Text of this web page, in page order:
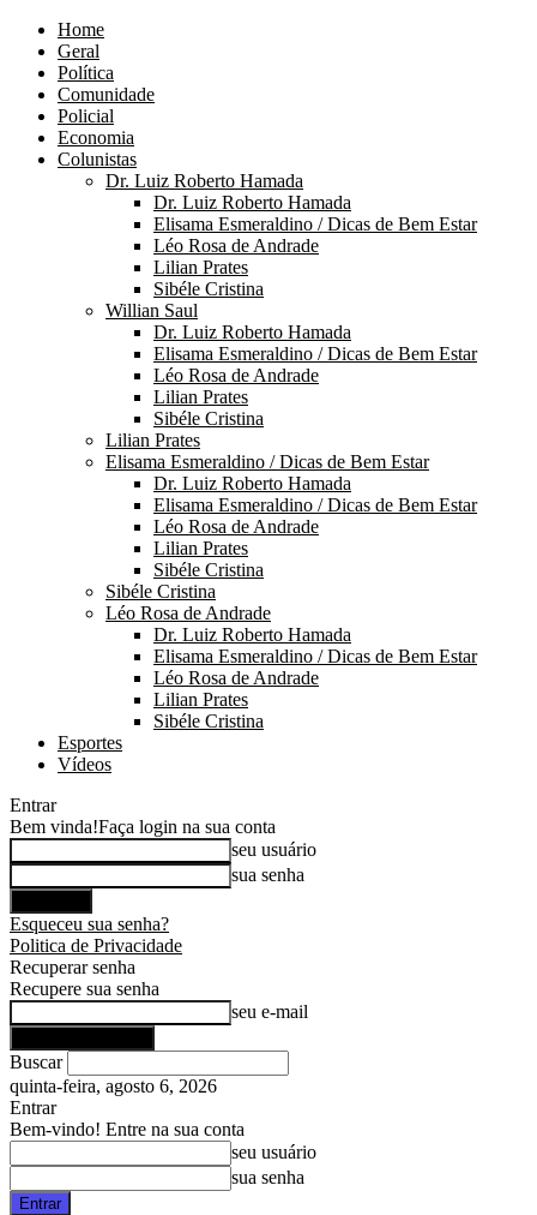
Home
Geral
Política
Comunidade
Policial
Economia
Colunistas
Dr. Luiz Roberto Hamada
Dr. Luiz Roberto Hamada
Elisama Esmeraldino / Dicas de Bem Estar
Léo Rosa de Andrade
Lilian Prates
Sibéle Cristina
Willian Saul
Dr. Luiz Roberto Hamada
Elisama Esmeraldino / Dicas de Bem Estar
Léo Rosa de Andrade
Lilian Prates
Sibéle Cristina
Lilian Prates
Elisama Esmeraldino / Dicas de Bem Estar
Dr. Luiz Roberto Hamada
Elisama Esmeraldino / Dicas de Bem Estar
Léo Rosa de Andrade
Lilian Prates
Sibéle Cristina
Sibéle Cristina
Léo Rosa de Andrade
Dr. Luiz Roberto Hamada
Elisama Esmeraldino / Dicas de Bem Estar
Léo Rosa de Andrade
Lilian Prates
Sibéle Cristina
Esportes
Vídeos
Entrar
Bem vinda!Faça login na sua conta
seu usuário
sua senha
Esqueceu sua senha?
Politica de Privacidade
Recuperar senha
Recupere sua senha
seu e-mail
Buscar
quinta-feira, agosto 6, 2026
Entrar
Bem-vindo! Entre na sua conta
seu usuário
sua senha